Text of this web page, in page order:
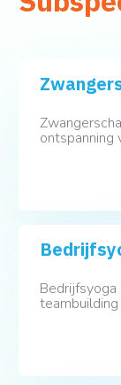
ontspanning